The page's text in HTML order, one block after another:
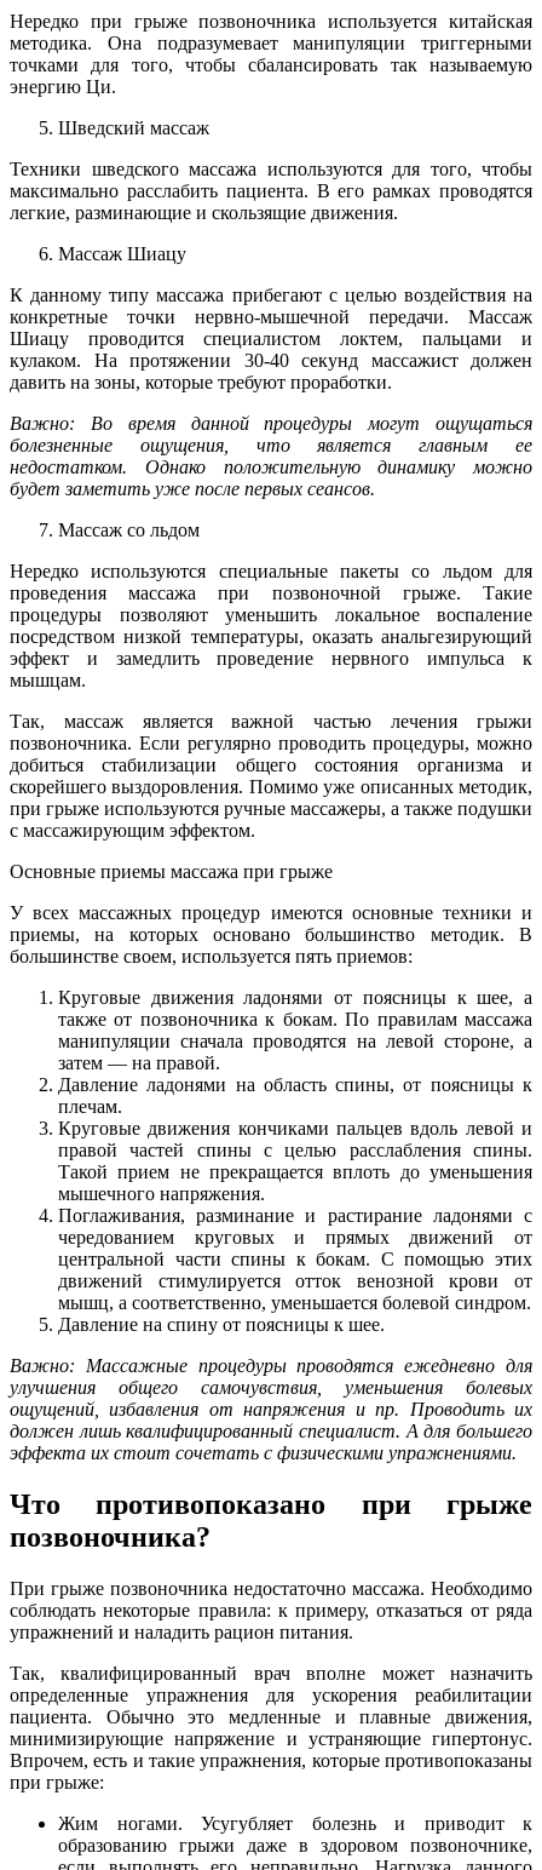
Нередко при грыже позвоночника используется китайская
методика. Она подразумевает манипуляции триггерными
точками для того, чтобы сбалансировать так называемую
энергию Ци.
Шведский массаж
Техники шведского массажа используются для того, чтобы
максимально расслабить пациента. В его рамках проводятся
легкие, разминающие и скользящие движения.
Массаж Шиацу
К данному типу массажа прибегают с целью воздействия на
конкретные точки нервно-мышечной передачи. Массаж
Шиацу проводится специалистом локтем, пальцами и
кулаком. На протяжении 30-40 секунд массажист должен
давить на зоны, которые требуют проработки.
Важно: Во время данной процедуры могут ощущаться
болезненные ощущения, что является главным ее
недостатком. Однако положительную динамику можно
будет заметить уже после первых сеансов.
Массаж со льдом
Нередко используются специальные пакеты со льдом для
проведения массажа при позвоночной грыже. Такие
процедуры позволяют уменьшить локальное воспаление
посредством низкой температуры, оказать анальгезирующий
эффект и замедлить проведение нервного импульса к
мышцам.
Так, массаж является важной частью лечения грыжи
позвоночника. Если регулярно проводить процедуры, можно
добиться стабилизации общего состояния организма и
скорейшего выздоровления. Помимо уже описанных методик,
при грыже используются ручные массажеры, а также подушки
с массажирующим эффектом.
Основные приемы массажа при грыже
У всех массажных процедур имеются основные техники и
приемы, на которых основано большинство методик. В
большинстве своем, используется пять приемов:
Круговые движения ладонями от поясницы к шее, а
также от позвоночника к бокам. По правилам массажа
манипуляции сначала проводятся на левой стороне, а
затем — на правой.
Давление ладонями на область спины, от поясницы к
плечам.
Круговые движения кончиками пальцев вдоль левой и
правой частей спины с целью расслабления спины.
Такой прием не прекращается вплоть до уменьшения
мышечного напряжения.
Поглаживания, разминание и растирание ладонями с
чередованием круговых и прямых движений от
центральной части спины к бокам. С помощью этих
движений стимулируется отток венозной крови от
мышц, а соответственно, уменьшается болевой синдром.
Давление на спину от поясницы к шее.
Важно: Массажные процедуры проводятся ежедневно для
улучшения общего самочувствия, уменьшения болевых
ощущений, избавления от напряжения и пр. Проводить их
должен лишь квалифицированный специалист. А для большего
эффекта их стоит сочетать с физическими упражнениями.
Что противопоказано при грыже
позвоночника?
При грыже позвоночника недостаточно массажа. Необходимо
соблюдать некоторые правила: к примеру, отказаться от ряда
упражнений и наладить рацион питания.
Так, квалифицированный врач вполне может назначить
определенные упражнения для ускорения реабилитации
пациента. Обычно это медленные и плавные движения,
минимизирующие напряжение и устраняющие гипертонус.
Впрочем, есть и такие упражнения, которые противопоказаны
при грыже:
Жим ногами. Усугубляет болезнь и приводит к
образованию грыжи даже в здоровом позвоночнике,